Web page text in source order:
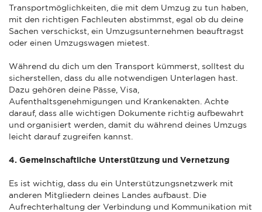
Transportmöglichkeiten, die mit dem Umzug zu tun haben,
mit den richtigen Fachleuten abstimmst, egal ob du deine
Sachen verschickst, ein Umzugsunternehmen beauftragst
oder einen Umzugswagen mietest.
Während du dich um den Transport kümmerst, solltest du
sicherstellen, dass du alle notwendigen Unterlagen hast.
Dazu gehören deine Pässe, Visa,
Aufenthaltsgenehmigungen und Krankenakten. Achte
darauf, dass alle wichtigen Dokumente richtig aufbewahrt
und organisiert werden, damit du während deines Umzugs
leicht darauf zugreifen kannst.
4. Gemeinschaftliche Unterstützung und Vernetzung
Es ist wichtig, dass du ein Unterstützungsnetzwerk mit
anderen Mitgliedern deines Landes aufbaust. Die
Aufrechterhaltung der Verbindung und Kommunikation mit